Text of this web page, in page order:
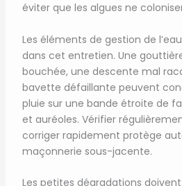
éviter que les algues ne
Les éléments de gestion de
dans cet entretien. Une
bouchée, une descente mal
bavette défaillante peuvent
pluie sur une bande étroite de
et auréoles. Vérifier
corriger rapidement protège
maçonnerie sous-jacente.
Les petites dégradations